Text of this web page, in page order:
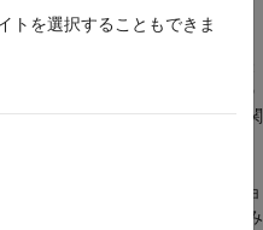
た
す。
、腫瘍組織と正常組織の領域の
オブジェクトを使用します。関
番目の方法では、マスクを使用
けるバイナリ セグメンテーショ
とマスク イメージの情報を組み
トを選択することもできま